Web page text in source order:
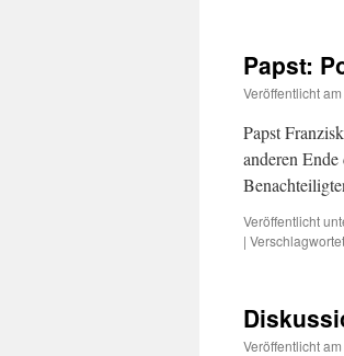
Papst:
Veröffentlicht am
Papst
anderen
Veröffentlicht
|
Veröffentlicht am